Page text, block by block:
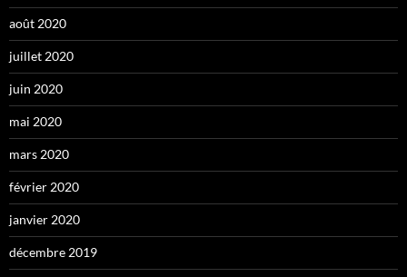
août 2020
juillet 2020
juin 2020
mai 2020
mars 2020
février 2020
janvier 2020
décembre 2019